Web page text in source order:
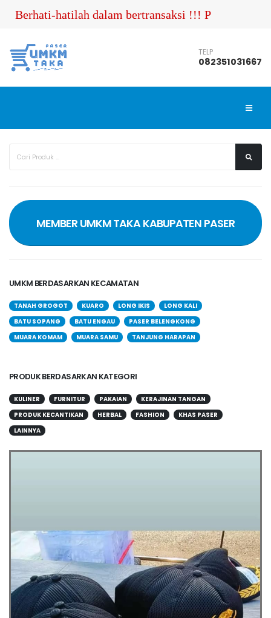
Berhati-hatilah dalam bertransaksi !!! Pastikan
TELP
082351031667
MEMBER UMKM TAKA KABUPATEN PASER
UMKM BERDASARKAN KECAMATAN
TANAH GROGOT KUARO LONG IKIS
LONG KALI
BATU SOPANG
BATU ENGAU
PASER BELENGKONG
MUARA KOMAM
MUARA SAMU TANJUNG HARAPAN
PRODUK BERDASARKAN KATEGORI
KULINER FURNITUR PAKAIAN
KERAJINAN TANGAN
PRODUK KECANTIKAN
HERBAL FASHION
KHAS PASER
LAINNYA